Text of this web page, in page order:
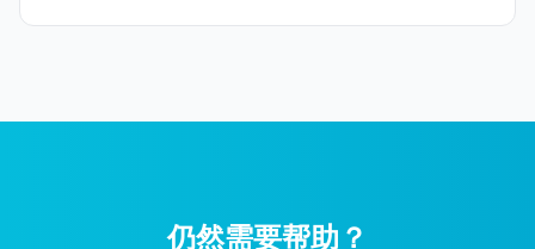
仍然需要帮助？